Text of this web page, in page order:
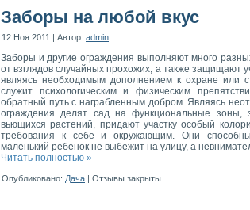
Заборы на любой вкус
12 Ноя 2011 | Автор: admin
Заборы и другие ограждения выполняют много
от взглядов случайных прохожих, а также защищают
являясь необходимым дополнением к охране или
служит психологическим и физическим
обратный путь с награбленным добром. Являясь
ограждения делят сад на функциональные
вьющихся растений, придают участку особый
требования к себе и окружающим. Они способны
маленький ребенок не выбежит на улицу, а
Читать полностью »
Опубликовано: Дача | Отзывы закрыты